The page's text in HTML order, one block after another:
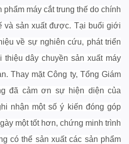
máy cắt trung thế do chính
và sản xuất được. Tại buổi giới
về sự nghiên cứu, phát triển
dây chuyền sản xuất máy
Thay mặt Công ty, Tổng Giám
đã cảm ơn sự hiện diện của
nhận một số ý kiến đóng góp
một tốt hơn, chứng minh trình
có thể sản xuất các sản phẩm